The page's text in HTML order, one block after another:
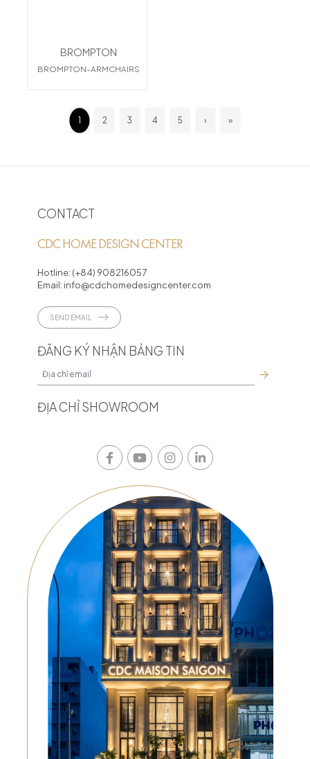
BROMPTON
BROMPTON-ARMCHAIRS
1 2 3 4 5 › »
CONTACT
CDC HOME DESIGN CENTER
Hotline: (+84) 908216057
Email: info@cdchomedesigncenter.com
SEND EMAIL
ĐĂNG KÝ NHẬN BẢNG TIN
ĐỊA CHỈ SHOWROOM